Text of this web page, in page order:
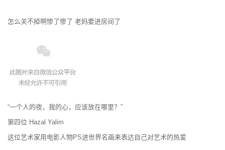
怎么关不掉啊惨了惨了 老妈要进房间了
“一个人的夜，我的心，应该放在哪里？”
第四位 Hazal Yalim
这位艺术家用电影人物PS进世界名画来表达自己对艺术的热爱